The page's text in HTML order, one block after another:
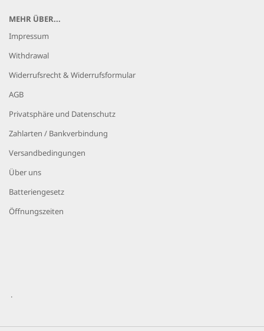
MEHR ÜBER...
Impressum
Withdrawal
Widerrufsrecht & Widerrufsformular
AGB
Privatsphäre und Datenschutz
Zahlarten / Bankverbindung
Versandbedingungen
Über uns
Batteriengesetz
Öffnungszeiten
.